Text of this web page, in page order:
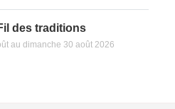
des traditions
au dimanche 30 août 2026